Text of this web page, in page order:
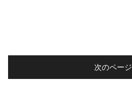
次のページ